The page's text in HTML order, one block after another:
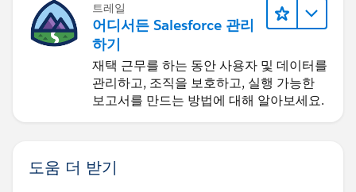
트레일
어디서든 Salesforce 관리
하기
재택 근무를 하는 동안 사용자 및 데이터를
관리하고, 조직을 보호하고, 실행 가능한
보고서를 만드는 방법에 대해 알아보세요.
도움 더 받기